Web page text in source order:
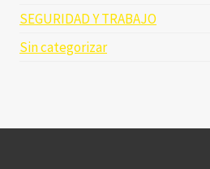
SEGURIDAD Y TRABAJO
Sin categorizar